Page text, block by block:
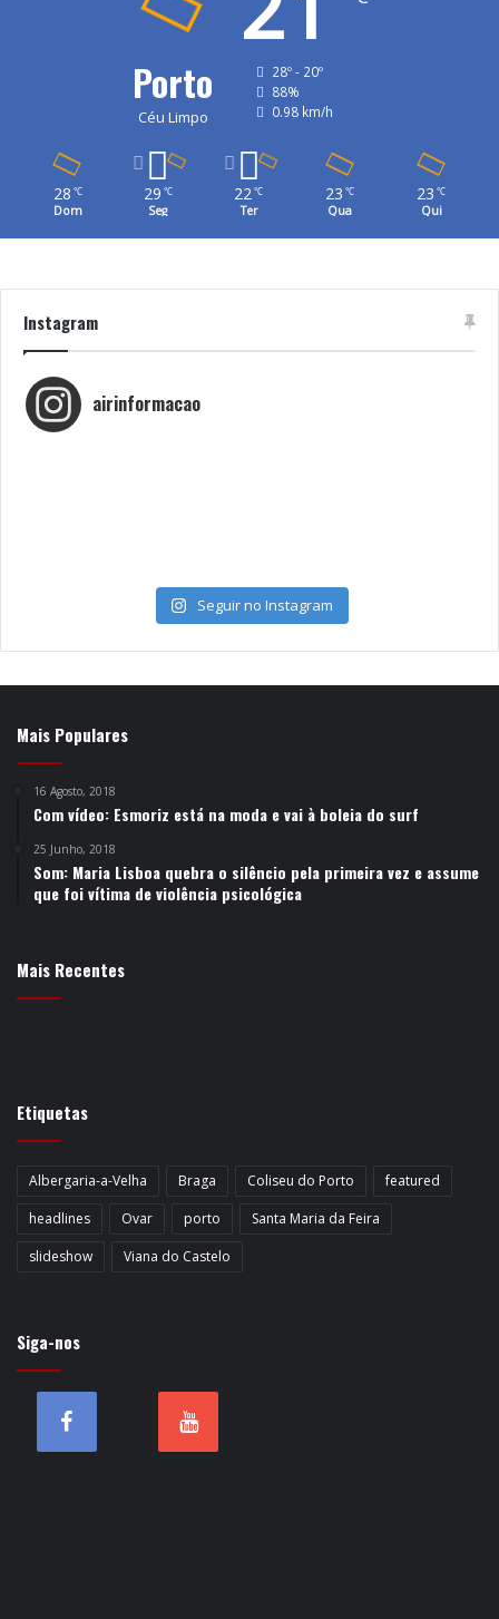
Porto
Céu Limpo
28º - 20º
88%
0.98 km/h
28 ℃
Dom
29 ℃
Seg
22℃
Ter
23 ℃
Qua
23 ℃
Qui
Instagram
airinformacao
Seguir no Instagram
Mais Populares
16 Agosto, 2018
Com vídeo: Esmoriz está na moda e vai à boleia do surf
25 Junho, 2018
Som: Maria Lisboa quebra o silêncio pela primeira vez e assume
que foi vítima de violência psicológica
Mais Recentes
Etiquetas
Albergaria-a-Velha Braga Coliseu do Porto
featured
headlines
Ovar porto
Santa Maria da Feira
slideshow
Viana do Castelo
Siga-nos